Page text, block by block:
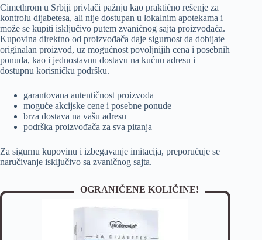
Cimethrom u Srbiji privlači pažnju kao praktično rešenje za
kontrolu dijabetesa, ali nije dostupan u lokalnim apotekama i
može se kupiti isključivo putem zvaničnog sajta proizvođača.
Kupovina direktno od proizvođača daje sigurnost da dobijate
originalan proizvod, uz mogućnost povoljnijih cena i posebnih
ponuda, kao i jednostavnu dostavu na kućnu adresu i
dostupnu korisničku podršku.
garantovana autentičnost proizvoda
moguće akcijske cene i posebne ponude
brza dostava na vašu adresu
podrška proizvođača za sva pitanja
Za sigurnu kupovinu i izbegavanje imitacija, preporučuje se
naručivanje isključivo sa zvaničnog sajta.
OGRANIČENE KOLIČINE!